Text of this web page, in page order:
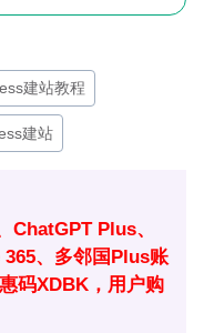
建站教程
建站
Plus、
、多邻国Plus账
码XDBK，用户购